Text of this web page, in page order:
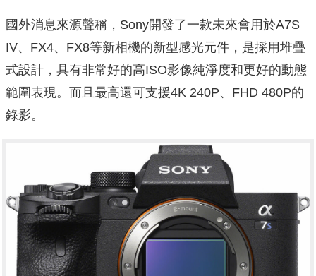
國外消息來源聲稱，Sony開發了一款未來會用於A7S
IV、FX4、FX8等新相機的新型感光元件，是採用堆疊
式設計，具有非常好的高ISO影像純淨度和更好的動態
範圍表現。而且最高還可支援4K 240P、FHD 480P的
錄影。